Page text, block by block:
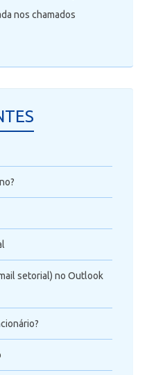
nos chamados
setorial) no Outlook